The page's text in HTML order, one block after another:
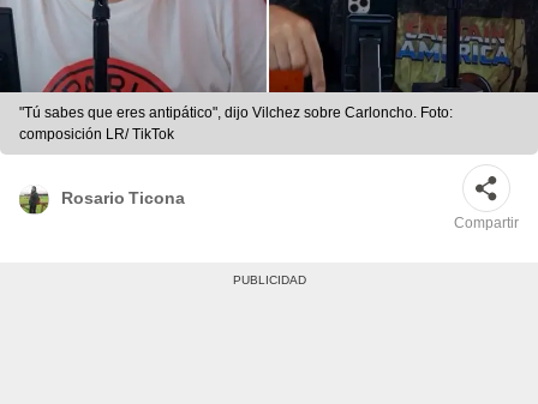
"Tú sabes que eres antipático", dijo Vilchez sobre Carloncho. Foto:
composición LR/ TikTok
Rosario Ticona
Compartir